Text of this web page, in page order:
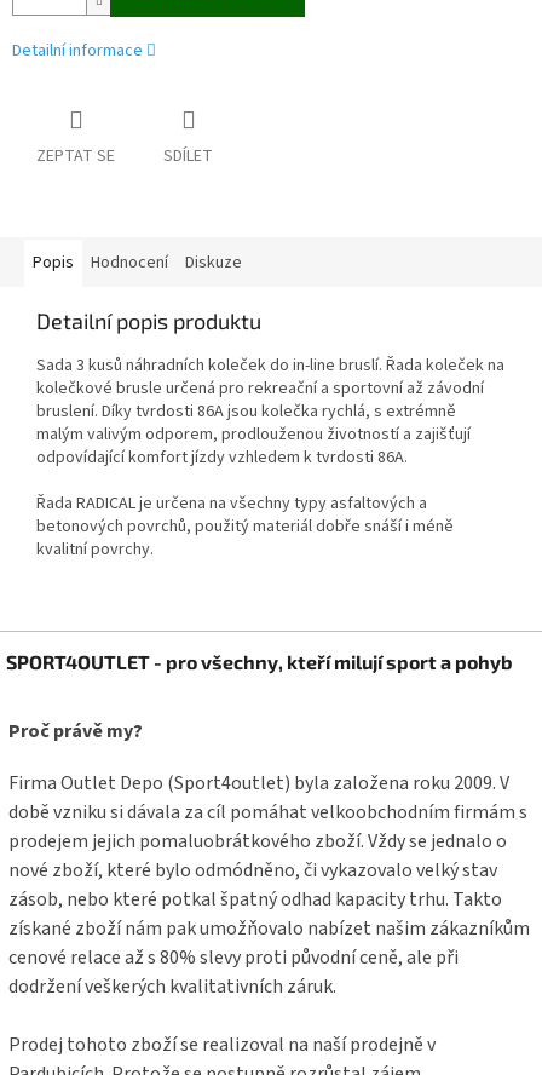
Detailní informace
ZEPTAT SE SDÍLET
Popis Hodnocení Diskuze
Detailní popis produktu
Sada 3 kusů náhradních koleček do in-line bruslí. Řada koleček na
kolečkové brusle určená pro rekreační a sportovní až závodní
bruslení. Díky tvrdosti 86A jsou kolečka rychlá, s extrémně
malým valivým odporem, prodlouženou životností a zajišťují
odpovídající komfort jízdy vzhledem k tvrdosti 86A.
Řada RADICAL je určena na všechny typy asfaltových a
betonových povrchů, použitý materiál dobře snáší i méně
kvalitní povrchy.
á
a
SPORT4OUTLET - pro všechny, kteří milují sport a pohyb
Proč právě my?
Firma Outlet Depo (Sport4outlet) byla založena roku 2009. V
době vzniku si dávala za cíl pomáhat velkoobchodním firmám s
prodejem jejich pomaluobrátkového zboží. Vždy se jednalo o
nové zboží, které bylo odmódněno, či vykazovalo velký stav
zásob, nebo které potkal špatný odhad kapacity trhu. Takto
získané zboží nám pak umožňovalo nabízet našim zákazníkům
cenové relace až s 80% slevy proti původní ceně, ale při
dodržení veškerých kvalitativních záruk.
Prodej tohoto zboží se realizoval na naší prodejně v